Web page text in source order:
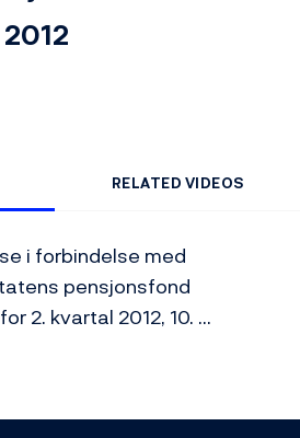
via Email
RELATED VIDEOS
i forbindelse med
pensjonsfond
2. kvartal 2012, 10.